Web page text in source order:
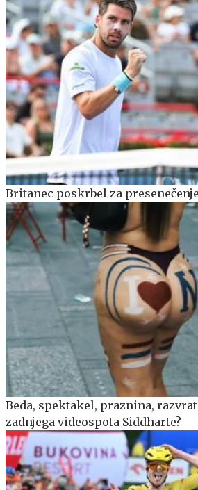
Britanec poskrbel za
Beda, spektakel, praznina,
zadnjega videospota Siddharte?